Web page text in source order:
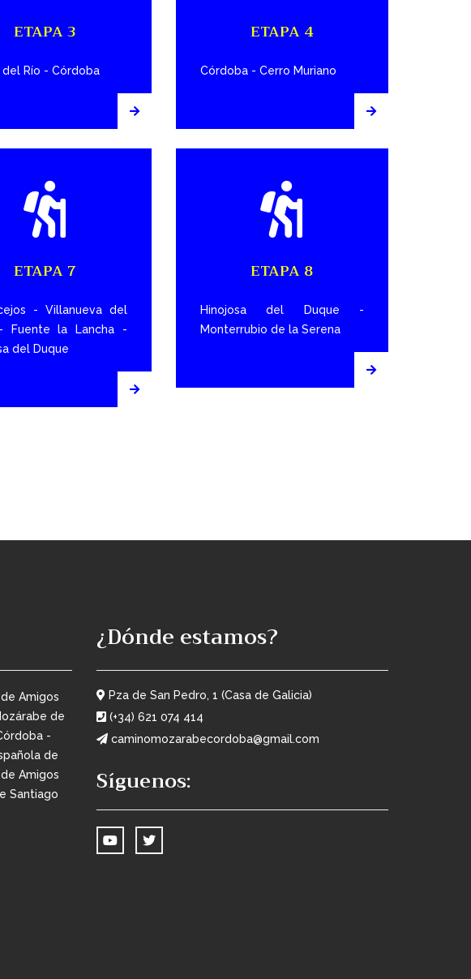
ETAPA 3
Río - Córdoba
ETAPA 4
Córdoba - Cerro Muriano
ETAPA 7
- Villanueva del
Fuente la Lancha -
del Duque
ETAPA 8
Hinojosa del Duque -
Monterrubio de la Serena
¿Dónde estamos?
Pza de San Pedro, 1 (Casa de Galicia)
(+34) 621 074 414
caminomozarabecordoba@gmail.com
Síguenos: